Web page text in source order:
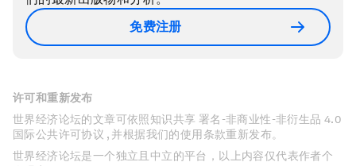
免费注册
许可和重新发布
世界经济论坛的文章可依照知识共享 署名-非商业性-非衍生品 4.0
国际公共许可协议 , 并根据我们的使用条款重新发布。
世界经济论坛是一个独立且中立的平台，以上内容仅代表作者个